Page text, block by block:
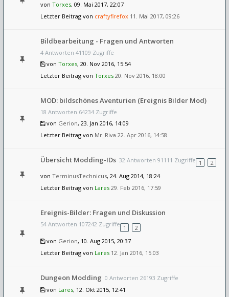
von Torxes, 09. Mai 2017, 22:07
Letzter Beitrag von craftyfirefox 11. Mai 2017, 09:26
Bildbearbeitung - Fragen und Antworten
4 Antworten 41109 Zugriffe
von Torxes, 20. Nov 2016, 15:54
Letzter Beitrag von Torxes 20. Nov 2016, 18:00
MOD: bildschönes Aventurien (Ereignis Bilder Mod)
18 Antworten 64234 Zugriffe
von Gerion, 23. Jan 2016, 14:09
Letzter Beitrag von Mr_Riva 22. Apr 2016, 14:58
Übersicht Modding-IDs 32 Antworten 91111 Zugriffe 1
2
von TerminusTechnicus, 24. Aug 2014, 18:24
Letzter Beitrag von Lares 29. Feb 2016, 17:59
Ereignis-Bilder: Fragen und Diskussion
54 Antworten 107242 Zugriffe 1
2
von Gerion, 10. Aug 2015, 20:37
Letzter Beitrag von Lares 12. Jan 2016, 15:03
Dungeon Modding 0 Antworten 26193 Zugriffe
von Lares, 12. Okt 2015, 12:41